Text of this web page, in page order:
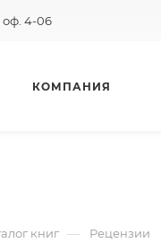
оф. 4-06
КОМПАНИЯ
книг — Рецензии